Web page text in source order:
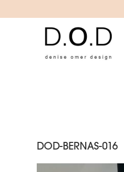
DOD-BERNAS-016